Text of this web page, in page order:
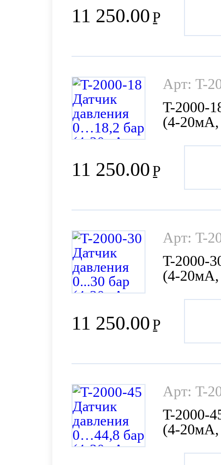
11 250.00Р
11 250.00Р
Арт: T-
T-2000-
(4-20мА,
11 250.00Р
Арт: T-
T-2000-
(4-20мА,
Арт: T-
T-2000-
(4-20мА,